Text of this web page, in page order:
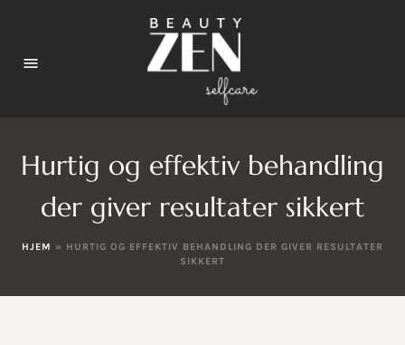
Hurtig og effektiv behandling
der giver resultater sikkert
HJEM » HURTIG OG EFFEKTIV BEHANDLING DER GIVER RESULTATER
SIKKERT